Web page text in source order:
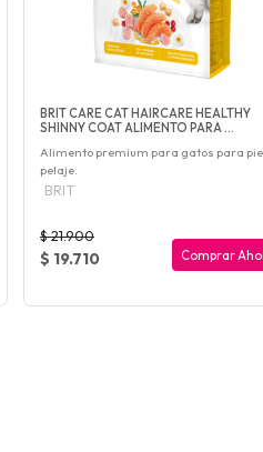
BRIT CARE CAT HAIRCARE HEALTHY
SHINNY COAT ALIMENTO PARA ...
Alimento premium para gatos para
pelaje.
BRIT
$ 21.900
$ 19.710 Comprar